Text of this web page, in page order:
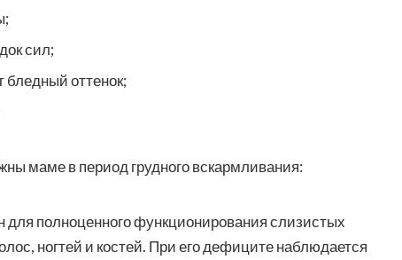
сил;
бледный оттенок;
маме в период грудного вскармливания:
полноценного функционирования слизистых
ногтей и костей. При его дефиците наблюдается